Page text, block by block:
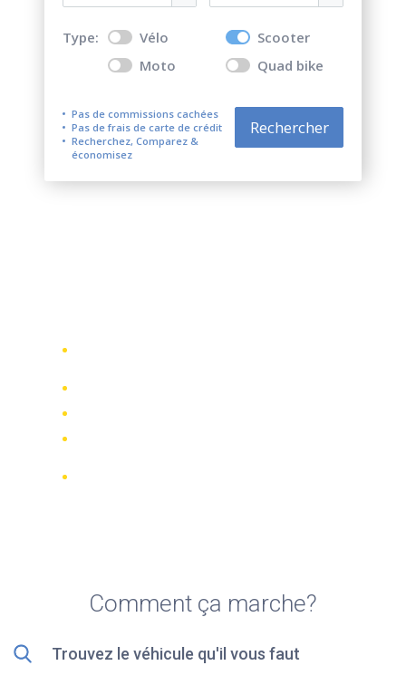
Type: Vélo
Scooter
Moto
Quad bike
Pas de commissions cachées
Pas de frais de carte de crédit
Recherchez, Comparez &
économisez
Rechercher
Comment ça marche?
Trouvez le véhicule qu'il vous faut